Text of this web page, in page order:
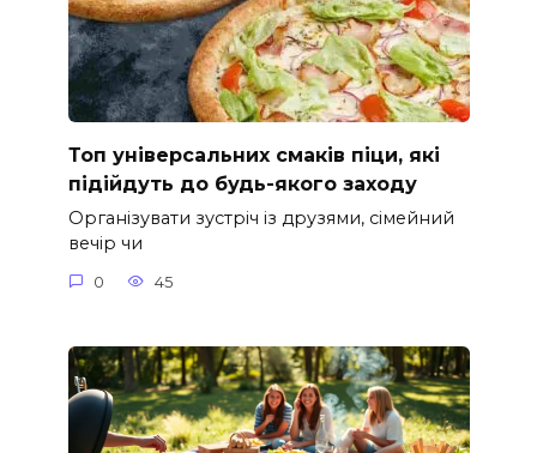
Топ універсальних смаків піци, які
підійдуть до будь-якого заходу
Організувати зустріч із друзями, сімейний
вечір чи
0 45